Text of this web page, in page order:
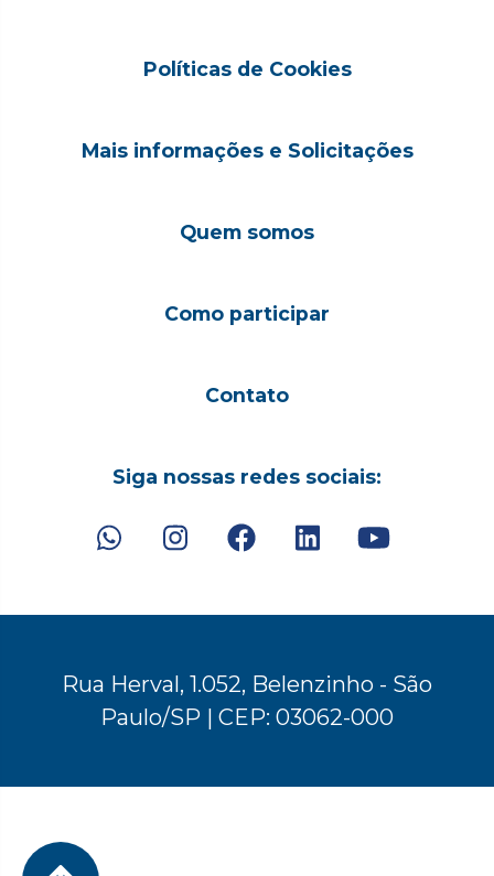
Políticas de Cookies
Mais informações e Solicitações
Quem somos
Como participar
Contato
Siga nossas redes sociais:
Rua Herval, 1.052, Belenzinho - São
Paulo/SP | CEP: 03062-000